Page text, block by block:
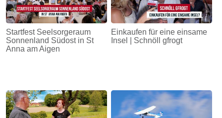
Startfest Seelsorgeraum
Sonnenland Südost in St
Anna am Aigen
Einkaufen für eine einsame
Insel | Schnöll gfrogt